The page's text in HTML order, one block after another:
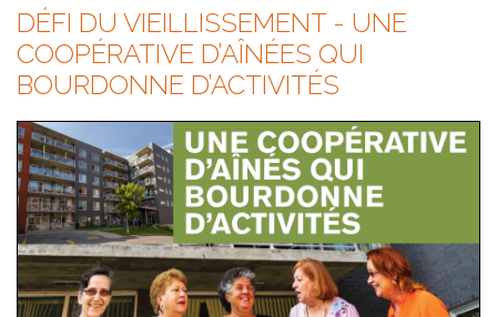
DÉFI DU VIEILLISSEMENT - UNE
COOPÉRATIVE D’AÎNÉES QUI
BOURDONNE D’ACTIVITÉS